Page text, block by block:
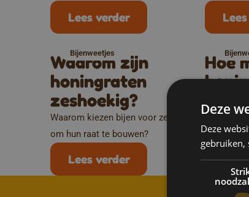
hoe weet een bij eigenlijk waar die
bloemen zijn? En hoe raakt ze nadien
verrassender dan je zou denken.
Lees verder
Waarom zijn
honingraten
zeshoekig?
Waarom kiezen bijen voor zeshoeken
om hun raat te bouwen?
Lees verder
Bijenweetjes
Hoe
druppel
ontbijt.
Deze
Deze
gebruiken,